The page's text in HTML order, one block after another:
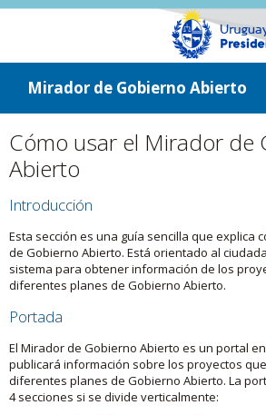
ir a contenido
ir al menú
Mirador de Gobierno Abierto
Cómo usar el Mirador de
Abierto
Introducción
Esta sección es una guía sencilla que explica
de Gobierno Abierto. Está orientado al
sistema para obtener información de los
diferentes planes de Gobierno Abierto.
Portada
El Mirador de Gobierno Abierto es un portal
publicará información sobre los proyectos
diferentes planes de Gobierno Abierto. La
4 secciones si se divide verticalmente: